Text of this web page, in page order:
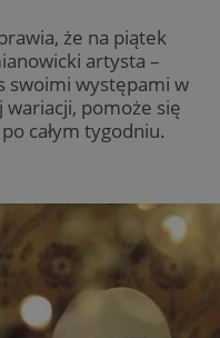
że na piątek
artysta –
swoimi występami w
pomoże się
całym tygodniu.